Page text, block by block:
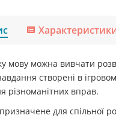
мову можна вивчати
створені в
різноманітних вправ.
для спільної